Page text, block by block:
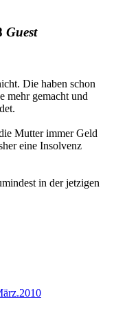
Guest
Die haben schon
mehr gemacht und
Mutter immer Geld
eine Insolvenz
in der jetzigen